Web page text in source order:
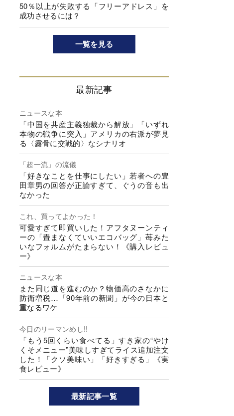
50％以上が失敗する「フリーアドレス」を
成功させるには？
一覧を見る
最新記事
ニュースな本
「中国を共産主義独裁から解放」「いずれ
本物の戦争に突入」アメリカの右派が夢見
る〈露骨に交戦的〉なシナリオ
「超一流」の流儀
「好きなことを仕事にしたい」若者への豊
田章男の回答が正論すぎて、ぐうの音も出
なかった
これ、買ってよかった！
可愛すぎて即買いした！アフタヌーンティ
ーの「畳まなくていいエコバッグ」苺みた
いなフォルムがたまらない！《購入レビュ
ー》
ニュースな本
また同じ道を進むのか？物価高のさなかに
防衛増税…「90年前の新聞」が今の日本と
重なるワケ
今日のリーマンめし!!
「もう5回くらい食べてる」すき家の“やけ
くそメニュー”美味しすぎてライス追加注文
した！「クソ美味い」「好きすぎる」《実
食レビュー》
最新記事一覧